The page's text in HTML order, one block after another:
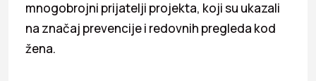
mnogobrojni prijatelji projekta, koji su ukazali
na značaj prevencije i redovnih pregleda kod
žena.